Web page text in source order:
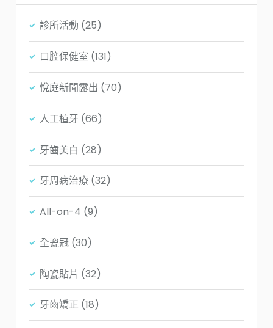
診所活動 (25)
口腔保健室 (131)
悅庭新聞露出 (70)
人工植牙 (66)
牙齒美白 (28)
牙周病治療 (32)
All-on-4 (9)
全瓷冠 (30)
陶瓷貼片 (32)
牙齒矯正 (18)